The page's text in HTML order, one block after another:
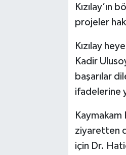
projeler
Kızılay
Kadir
başarılar
ifadelerine
Kaymakam
ziyaretten
için Dr.